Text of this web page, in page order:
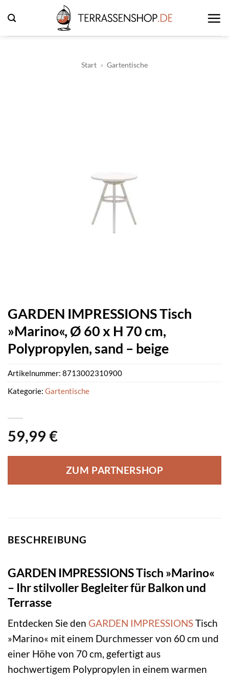
Inhalt
springen
Start » Gartentische
GARDEN IMPRESSIONS Tisch
»Marino«, Ø 60 x H 70 cm,
Polypropylen, sand – beige
59,99 €
ZUM PARTNERSHOP
Artikelnummer: 8713002310900
Kategorie: Gartentische
BESCHREIBUNG
GARDEN IMPRESSIONS Tisch »Marino«
– Ihr stilvoller Begleiter für Balkon und
Terrasse
Entdecken Sie den GARDEN IMPRESSIONSTisch
»Marino« mit einem Durchmesser von 60 cm und
einer Höhe von 70 cm, gefertigt aus
hochwertigem Polypropylen in einem warmen